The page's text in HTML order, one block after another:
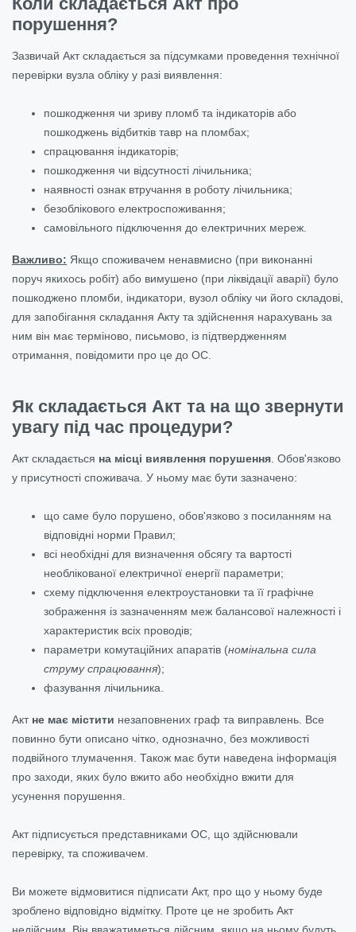
порушення?
Зазвичай Акт складається за підсумками проведення технічної
перевірки вузла обліку у разі виявлення:
пошкодження чи зриву пломб та індикаторів або
пошкоджень відбитків тавр на пломбах;
спрацювання індикаторів;
пошкодження чи відсутності лічильника;
наявності ознак втручання в роботу лічильника;
безоблікового електроспоживання;
самовільного підключення до електричних мереж.
Важливо: Якщо споживачем ненавмисно (при виконанні
поруч якихось робіт) або вимушено (при ліквідації аварії) було
пошкоджено пломби, індикатори, вузол обліку чи його складові,
для запобігання складання Акту та здійснення нарахувань за
ним він має терміново, письмово, із підтвердженням
отримання, повідомити про це до ОС.
Як складається Акт та на що звернути
увагу під час процедури?
Акт складається на місці виявлення порушення Обов'язково
у присутності споживача. У ньому має бути зазначено:
що саме було порушено, обов'язково з посиланням на
відповідні норми Правил;
всі необхідні для визначення обсягу та вартості
необлікованої електричної енергії параметри;
схему підключення електроустановки та її графічне
зображення із зазначенням меж балансової належності і
характеристик всіх проводів;
параметри комутаційних апаратів (номінальна сила
струму спрацювання);
фазування лічильника.
Акт не має містити незаповнених граф та виправлень. Все
повинно бути описано чітко, однозначно, без можливості
подвійного тлумачення. Також має бути наведена інформація
про заходи, яких було вжито або необхідно вжити для
усунення порушення.
Акт підписується представниками ОС, що здійснювали
перевірку, та споживачем.
Ви можете відмовитися підписати Акт, про що у ньому буде
зроблено відповідно відмітку. Проте це не зробить Акт
недійсним. Він вважатиметься дійсним, якщо на ньому будуть